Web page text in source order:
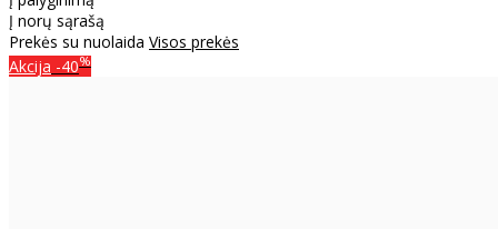
Į norų sąrašą
Prekės su nuolaida Visos prekės
Akcija -40%